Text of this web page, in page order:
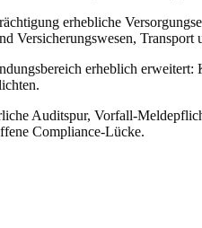
erhebliche
erheblich erweitert:
Auditspur, Vorfall-
Compliance-Lücke.